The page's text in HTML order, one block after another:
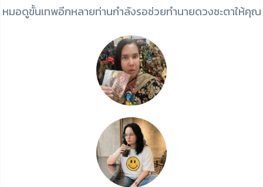
หมอดูขั้นเทพอีกหลายท่านกำลังรอช่วยทำนายดวงชะตาให้คุณ